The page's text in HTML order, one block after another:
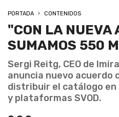
PORTADA CONTENIDOS
"CON LA NUEVA
SUMAMOS 550
Sergi Reitg, CEO de
anuncia nuevo acuerdo
distribuir el catálogo en
y plataformas SVOD.